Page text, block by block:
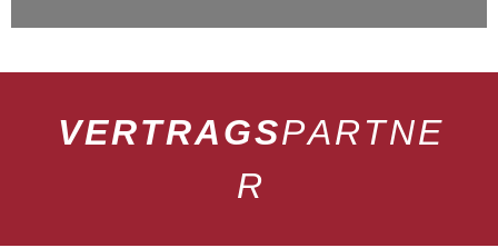
VERTRAGSPARTNE
R